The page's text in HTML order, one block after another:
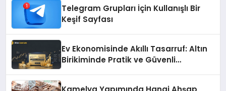
Telegram Grupları İçin Kullanışlı Bir
Keşif Sayfası
Ev Ekonomisinde Akıllı Tasarruf: Altın
Birikiminde Pratik ve Güvenli